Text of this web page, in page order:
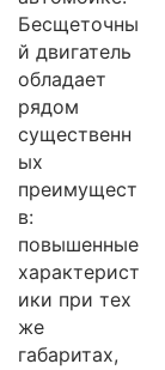
Бесщеточны
й двигатель
обладает
рядом
существенн
ых
преимущест
в:
повышенные
характерист
ики при тех
же
габаритах,